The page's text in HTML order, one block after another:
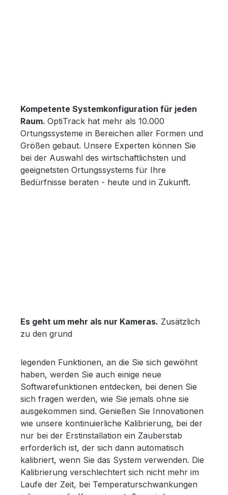
Kompetente Systemkonfiguration für jeden
Raum. OptiTrack hat mehr als 10.000
Ortungssysteme in Bereichen aller Formen und
Größen gebaut. Unsere Experten können Sie
bei der Auswahl des wirtschaftlichsten und
geeignetsten Ortungssystems für Ihre
Bedürfnisse beraten - heute und in Zukunft.
Es geht um mehr als nur Kameras. Zusätzlich
zu den grund
legenden Funktionen, an die Sie sich gewöhnt
haben, werden Sie auch einige neue
Softwarefunktionen entdecken, bei denen Sie
sich fragen werden, wie Sie jemals ohne sie
ausgekommen sind. Genießen Sie Innovationen
wie unsere kontinuierliche Kalibrierung, bei der
nur bei der Erstinstallation ein Zauberstab
erforderlich ist, der sich dann automatisch
kalibriert, wenn Sie das System verwenden. Die
Kalibrierung verschlechtert sich nicht mehr im
Laufe der Zeit, bei Temperaturschwankungen